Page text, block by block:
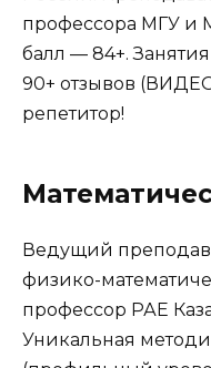
профессора МГУ и
балл — 84+.
90+ отзывов
репетитор!
Ведущий
физико-
профессор РАЕ
Уникальная